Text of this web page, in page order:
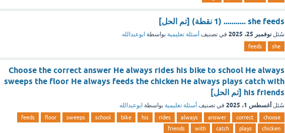
she feeds ........... (1 نقطة) [تم الحل]
سُئل نوفمبر 25، 2025 في تصنيف أسئلة تعليمية بواسطة ابوعبدالله
she
feeds
Choose the correct answer He always rides his bike to school He always
sweeps the floor He always feeds the chicken He always plays catch with
his friends [تم الحل]
سُئل أغسطس 1، 2025 في تصنيف أسئلة تعليمية بواسطة ابوعبدالله
choose
correct
answer
always
rides
his
bike
school
sweeps
floor
feeds
chicken
plays
catch
with
friends